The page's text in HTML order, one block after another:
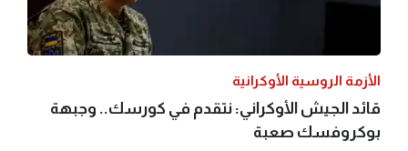
الأزمة الروسية الأوكرانية
قائد الجيش الأوكراني: نتقدم في كورسك.. وجبهة
بوكروفسك صعبة